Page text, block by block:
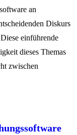
an
Diskurs
einführende
dieses Themas
zwischen